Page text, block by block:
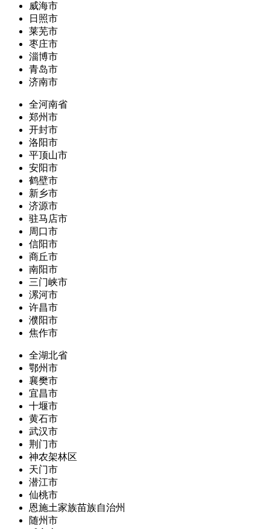
威海市
日照市
莱芜市
枣庄市
淄博市
青岛市
济南市
全河南省
郑州市
开封市
洛阳市
平顶山市
安阳市
鹤壁市
新乡市
济源市
驻马店市
周口市
信阳市
商丘市
南阳市
三门峡市
漯河市
许昌市
濮阳市
焦作市
全湖北省
鄂州市
襄樊市
宜昌市
十堰市
黄石市
武汉市
荆门市
神农架林区
天门市
潜江市
仙桃市
恩施土家族苗族自治州
随州市